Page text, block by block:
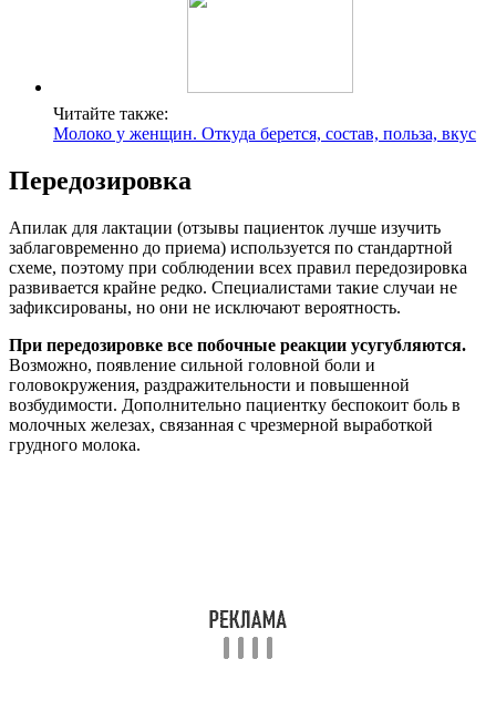
Читайте также:
Молоко у женщин. Откуда берется, состав, польза, вкус
Передозировка
Апилак для лактации (отзывы пациенток лучше изучить
заблаговременно до приема) используется по стандартной
схеме, поэтому при соблюдении всех правил передозировка
развивается крайне редко. Специалистами такие случаи не
зафиксированы, но они не исключают вероятность.
При передозировке все побочные реакции усугубляются.
Возможно, появление сильной головной боли и
головокружения, раздражительности и повышенной
возбудимости. Дополнительно пациентку беспокоит боль в
молочных железах, связанная с чрезмерной выработкой
грудного молока.